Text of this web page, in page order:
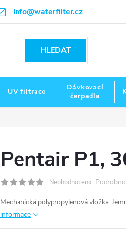
info@waterfilter.cz
HLEDAT
UV filtrace
Dávkovací
čerpadla
Pentair P1,
Neohodnoceno
Mechanická polypropylenová vložka.
informace